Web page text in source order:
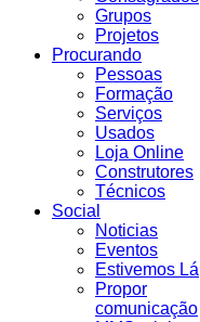
Grupos
Projetos
Procurando
Pessoas
Formação
Serviços
Usados
Loja Online
Construtores
Técnicos
Social
Noticias
Eventos
Estivemos Lá
Propor
comunicação